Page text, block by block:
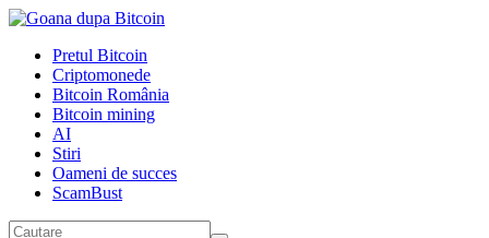
Pretul Bitcoin
Criptomonede
Bitcoin România
Bitcoin mining
AI
Stiri
Oameni de succes
ScamBust